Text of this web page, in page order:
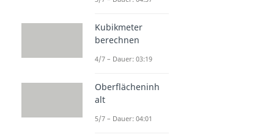
Kubikmeter
berechnen
4/7 – Dauer: 03:19
Oberflächeninh
alt
5/7 – Dauer: 04:01